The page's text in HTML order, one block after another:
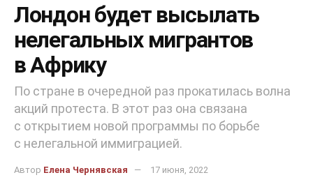
Лондон будет высылать
нелегальных мигрантов
в Африку
По стране в очередной раз прокатилась волна
акций протеста. В этот раз она связана
с открытием новой программы по борьбе
с нелегальной иммиграцией.
Автор Елена Чернявская 17 июня, 2022